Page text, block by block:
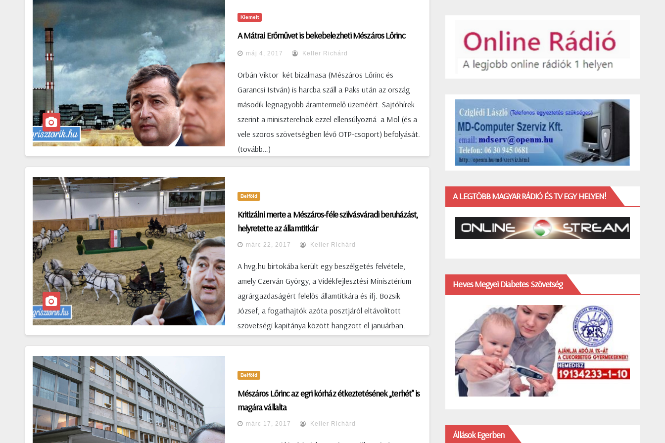
céget tesz ki. A portólióba beletartozik a Hír TV és a
tévéműsorokat gyártó Hung-Ister. Közvetve a Pro-
Rátáé és a Pro-Aurumé a közterületi reklámpiacon még
mindig erős Publimont, és ezeken keresztül része a
Simicska-birodalomnak az út- és vasútépítési
közbeszerzéseket korábban domináló Közgép is. A
legrégebbi Simicska-érdekeltségek közé tartozó Mahir-
csoport szintén közvetett módon érintett a
tranzakcióban. A lap úgy tudja, a 60 cég nem áll meg
Nyergesnél, mert ő valószínűleg tovább passzolja
Kiemelt
A Mátrai Erőművet is bekebelezheti Mészáros Lőrinc
máj 4, 2017 Keller Richárd
Orbán Viktor két bizalmasa (Mészáros Lőrinc és
Garancsi István) is harcba száll a Paks után az ország
második legnagyobb áramtermelő üzeméért. Sajtóhírek
szerint a miniszterelnök ezzel ellensúlyozná a Mol (és a
vele szoros szövetségben lévő OTP-csoport) befolyását.
(tovább…)
Belföld
Kritizálni merte a Mészáros-féle szilvásváradi beruházást,
helyretette az államtitkár
márc 22, 2017 Keller Richárd
A hvg.hu birtokába került egy beszélgetés felvétele,
amely Czerván György, a Vidékfejlesztési Minisztérium
agrárgazdaságért felelős államtitkára és ifj. Bozsik
József, a fogathajtók azóta posztjáról eltávolított
szövetségi kapitánya között hangzott el januárban.
Belföld
Mészáros Lőrinc az egri kórház étkeztetésének „terhét” is
magára vállalta
márc 17, 2017 Keller Richárd
A LEGTÖBB MAGYAR RÁDIÓ ÉS TV EGY HELYEN!
Heves Megyei Diabetes Szövetség
Állások Egerben